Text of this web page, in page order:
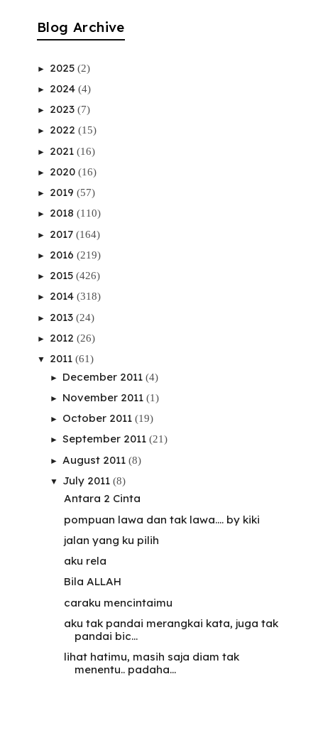
Blog Archive
► 2025 (2)
► 2024 (4)
► 2023 (7)
► 2022 (15)
► 2021 (16)
► 2020 (16)
► 2019 (57)
► 2018 (110)
► 2017 (164)
► 2016 (219)
► 2015 (426)
► 2014 (318)
► 2013 (24)
► 2012 (26)
▼ 2011 (61)
► December 2011 (4)
► November 2011 (1)
► October 2011 (19)
► September 2011 (21)
► August 2011 (8)
▼ July 2011 (8)
Antara 2 Cinta
pompuan lawa dan tak lawa.... by kiki
jalan yang ku pilih
aku rela
Bila ALLAH
caraku mencintaimu
aku tak pandai merangkai kata, juga tak
pandai bic...
lihat hatimu, masih saja diam tak
menentu.. padaha...